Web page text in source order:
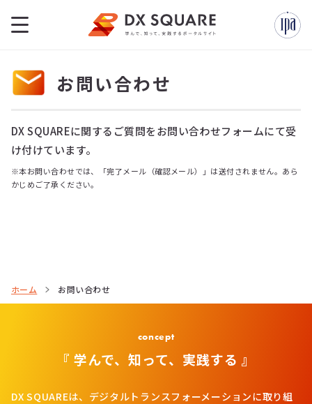
お問い合わせ
DX SQUAREに関するご質問をお問い合わせフォームにて受
け付けています。
※本お問い合わせでは、「完了メール（確認メール）」は送付されません。あら
かじめご了承ください。
ホーム お問い合わせ
concept
『 学んで、知って、実践する 』
DX SQUAREは、デジタルトランスフォーメーションに取り組